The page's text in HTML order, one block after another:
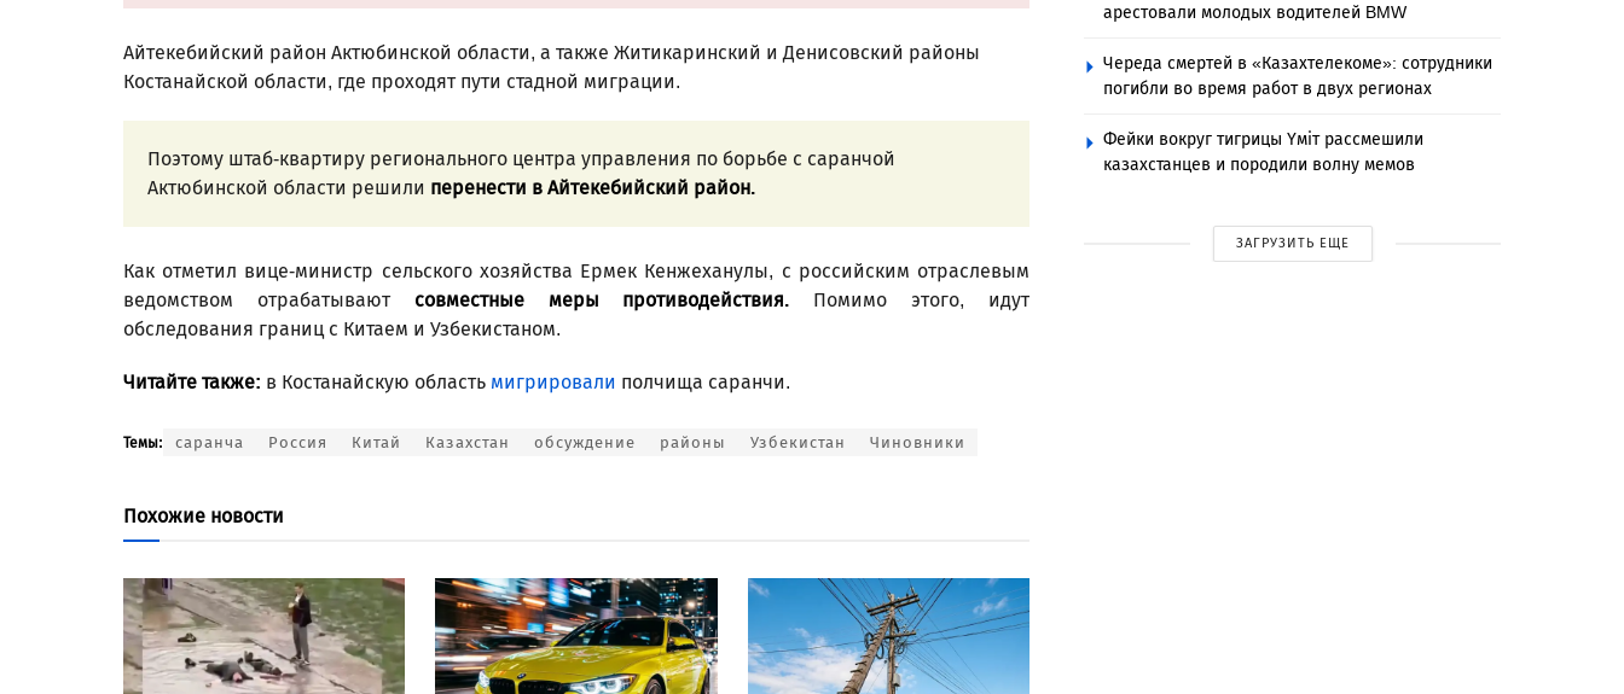
Айтекебийский район Актюбинской области, а также Житикаринский и Денисовский районы
Костанайской области, где проходят пути стадной миграции.
Поэтому штаб-квартиру регионального центра управления по борьбе с саранчой
Актюбинской области решили перенести в Айтекебийский район.
Как отметил вице-министр сельского хозяйства Ермек Кенжеханулы, с российским отраслевым
ведомством отрабатывают совместные меры противодействия. Помимо этого, идут
обследования границ с Китаем и Узбекистаном.
Читайте также: в Костанайскую область мигрировали полчища саранчи.
Темы: саранча Россия Китай Казахстан обсуждение районы Узбекистан Чиновники
Похожие новости
арестовали молодых водителей BMW
Череда смертей в «Казахтелекоме»: сотрудники
погибли во время работ в двух регионах
Фейки вокруг тигрицы Үміт рассмешили
казахстанцев и породили волну мемов
ЗАГРУЗИТЬ ЕЩЕ